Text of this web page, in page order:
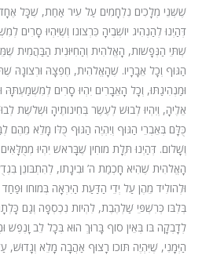
שֶׁשְּׁנֵי מְלָכִים נִלְחָמִים עַל עִיר אַחַת, שֶׁכָּל
דְּהַיְנוּ לְהַנְהִיג יוֹשְׁבֶיהָ כִּרְצוֹנוֹ וְשֶׁיִּהְיוּ סָרִים
שְׁתֵּי הַנְּפָשׁוֹת, הָאֱלֹהִית וְהַחִיּוּנִית הַבַּהֲמִית
הַגּוּף וְכָל אֵבָרָיו. שֶׁהָאֱלֹהִית, חֶפְצָהּ וּרְצוֹנָהּ
וּמַנְהִיגַתּוּ, וְכָל הָאֵבָרִים יִהְיוּ סָרִים
אֵלֶיהָ, וְיִהְיוּ לְבוּשׁ לְעֶשֶׂר בְּחִינוֹתֶיהָ וּשְׁלֹשֶׁת
כֻּלָּם בְּאֵבְרֵי הַגּוּף וְיִהְיֶה הַגּוּף כֻּלּוֹ מָלֵא מֵהֶם
וְשָׁלוֹם. דְּהַיְנוּ תְּלָת מוֹחִין שֶׁבָּרֹאשׁ יִהְיוּ
הָאֱלֹהִית שֶׁהִיא חָכְמַת ה’ וּבִינָתוֹ, לְהִתְבּוֹנֵן
וּלְהוֹלִיד מֵהֶן עַל יְדֵי הַדַּעַת הַיִּרְאָה בְּמוֹחוֹ
בְּלִבּוֹ כְּרִשְׁפֵּי שַׁלְהֶבֶת, לִהְיוֹת נִכְסְפָה וְגַם
לְדָבְקָה בּוֹ בְּאֵין סוֹף בָּרוּךְ הוּא בְּכָל לֵב
הַיְּמָנִי, שֶׁיִּהְיֶה תּוֹכוֹ רָצוּף אַהֲבָה מָלֵא